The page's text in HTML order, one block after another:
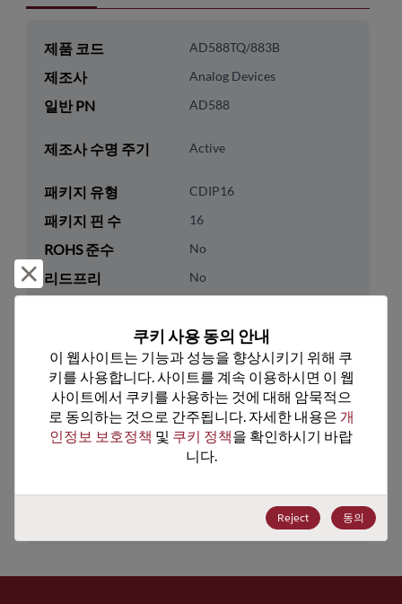
제품 코드 AD588TQ/883B
제조사 Analog Devices
일반 PN AD588
제조사 수명 주기 Active
패키지 유형 CDIP16
패키지 핀 수 16
ROHS 준수 No
리드프리 No
25
기술 카테고리 Analog & Mixed Signal
기술 하위 카테고리 Power Management
기술 그룹 Voltage References
거부 및 닫기
쿠키 사용 동의 안내
이 웹사이트는 기능과 성능을 향상시키기 위해 쿠
키를 사용합니다. 사이트를 계속 이용하시면 이 웹
사이트에서 쿠키를 사용하는 것에 대해 암묵적으
로 동의하는 것으로 간주됩니다. 자세한 내용은 개
인정보 보호정책 및 쿠키 정책을 확인하시기 바랍
니다.
Reject 동의